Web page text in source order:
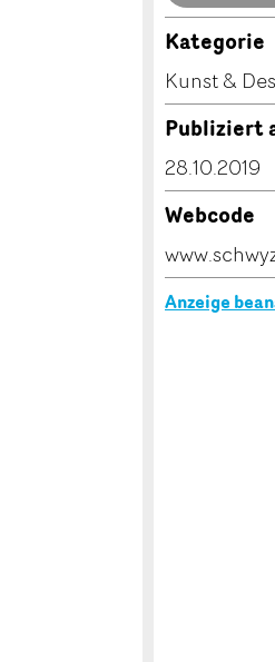
Kategorie
Kunst &
Publiziert
28.10.2019
Webcode
Anzeige